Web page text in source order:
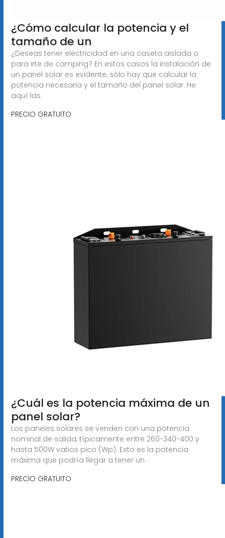
¿Cómo calcular la potencia y el
tamaño de un
¿Deseas tener electricidad en una caseta aislada o
para irte de camping? En estos casos la instalación de
un panel solar es evidente, sólo hay que calcular la
potencia necesaria y el tamaño del panel solar. He
aquí las
PRECIO GRATUITO
¿Cuál es la potencia máxima de un
panel solar?
Los paneles solares se venden con una potencia
nominal de salida, típicamente entre 260-340-400 y
hasta 500W vatios pico (Wp). Esto es la potencia
máxima que podría llegar a tener un
PRECIO GRATUITO